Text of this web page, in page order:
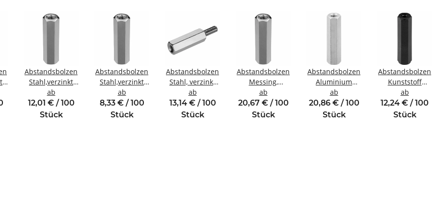
Abstandsbolzen
Stahl,verzinkt
Innen/Innengewinde
M4 SW8
ab
12,01 € / 100
Stück
Abstandsbolzen
Stahl,verzinkt
Innen/Innengewinde
M3 SW6
ab
8,33 € / 100
Stück
Abstandsbolzen
Stahl, verzinkt
Innen/Außengewinde
M4 SW8
ab
13,14 € / 100
Stück
Abstandsbolzen
Messing,
vernickelt
Innen/Innengewinde
M5 SW8
ab
20,67 € / 100
Stück
Abstandsbolzen
Aluminium
Innen/Innengewinde
M4 SW7
ab
20,86 € / 100
Stück
Abstandsbolzen
Kunststoff
Innen/
M4 SW8
ab
12,24 € / 100
Stück